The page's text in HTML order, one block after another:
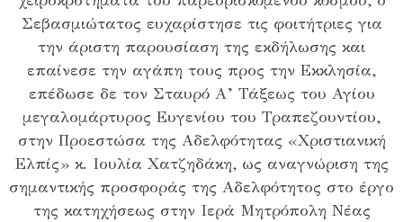
Σεβασμιώτατος ευχαρίστησε τις φοιτήτριες για
την άριστη παρουσίαση της εκδήλωσης και
επαίνεσε την αγάπη τους προς την Εκκλησία,
επέδωσε δε τον Σταυρό Α’ Τάξεως του Αγίου
μεγαλομάρτυρος Ευγενίου του Τραπεζουντίου,
στην Προεστώσα της Αδελφότητας «Χριστιανική
Ελπίς» κ. Ιουλία Χατζηδάκη, ως αναγνώριση της
σημαντικής προσφοράς της Αδελφότητος στο έργο
της κατηχήσεως στην Ιερά Μητρόπολη Νέας